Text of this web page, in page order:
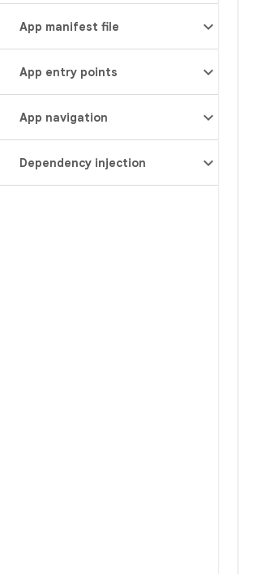
App manifest file
App entry points
App navigation
Dependency injection